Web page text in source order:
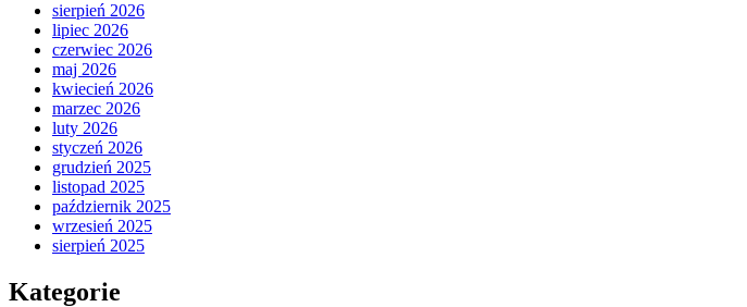
sierpień 2026
lipiec 2026
czerwiec 2026
maj 2026
kwiecień 2026
marzec 2026
luty 2026
styczeń 2026
grudzień 2025
listopad 2025
październik 2025
wrzesień 2025
sierpień 2025
Kategorie